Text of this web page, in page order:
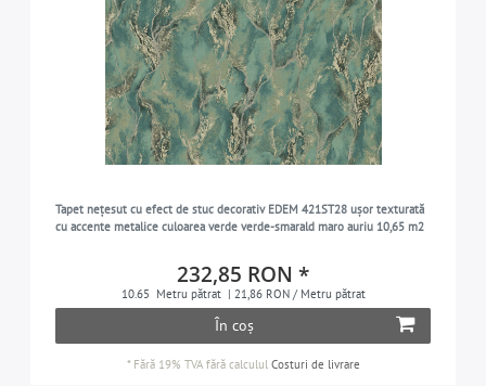
Tapet nețesut cu efect de stuc decorativ EDEM 421ST28 ușor texturată
cu accente metalice culoarea verde verde-smarald maro auriu 10,65 m2
232,85 RON *
10.65 Metru pătrat | 21,86 RON / Metru pătrat
În coș
* Fără 19% TVAfără calculul Costuri de livrare